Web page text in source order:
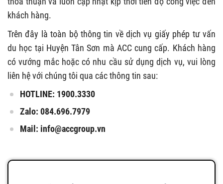
khách hàng.
Trên đây là toàn bộ thông tin về dịch vụ giấy phép tư vấn
du học tại Huyện Tân Sơn mà ACC cung cấp. Khách hàng
có vướng mắc hoặc có nhu cầu sử dụng dịch vụ, vui lòng
liên hệ với chúng tôi qua các thông tin sau:
HOTLINE: 1900.3330
Zalo: 084.696.7979
Mail: info@accgroup.vn